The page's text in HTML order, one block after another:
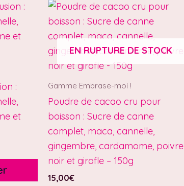
:
et
EN RUPTURE DE STOCK
Gamme Embrase-moi !
Poudre de cacao cru pour
boisson : Sucre de canne
complet, maca, cannelle,
gingembre, cardamome, poivre
noir et girofle – 150g
15,00€